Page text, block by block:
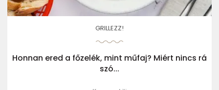
GRILLEZZ!
Honnan ered a főzelék, mint műfaj? Miért nincs rá
szó...